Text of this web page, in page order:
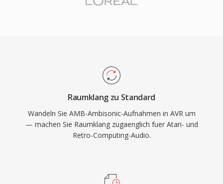
Raumklang zu Standard
Wandeln Sie AMB-Ambisonic-Aufnahmen in AVR um
— machen Sie Raumklang zugaenglich fuer Atari- und
Retro-Computing-Audio.